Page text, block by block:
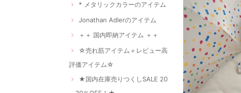
* メタリックカラーのアイテム
Jonathan Adlerのアイテム
＋＋ 国内即納アイテム ＋＋
☆売れ筋アイテム＋レビュー高
評価アイテム☆
★国内在庫売りつくしSALE 20